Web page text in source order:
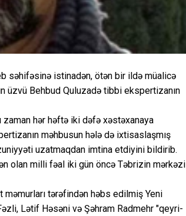
səhifəsinə istinadən, ötən bir ildə müalicə
üzvü Behbud Quluzadə tibbi ekspertizanın
hər həftə iki dəfə xəstəxanaya
məhbusun hələ də ixtisaslaşmış
uzatmaqdan imtina etdiyini bildirib.
olan milli fəal iki gün öncə Təbrizin mərkəzi
tərəfindən həbs edilmiş Yeni
Lətif Həsəni və Şəhram Radmehr "qeyri-